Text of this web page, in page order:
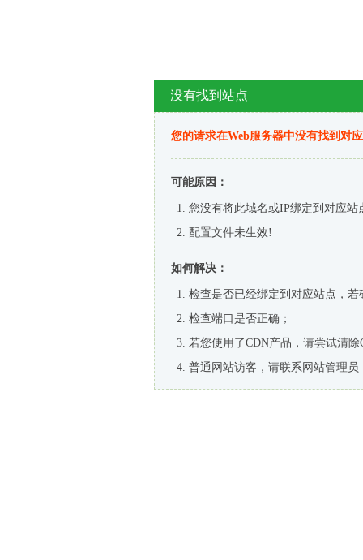
没有找到站点
您的请求在Web服务器中没有找到对
可能原因：
您没有将此域名或IP绑定到对应站
配置文件未生效!
如何解决：
检查是否已经绑定到对应站点，
检查端口是否正确；
若您使用了CDN产品，请尝试清除
普通网站访客，请联系网站管理员